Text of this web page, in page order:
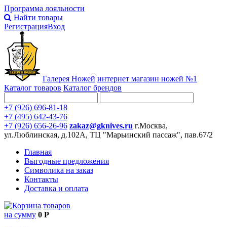
Программа лояльности
Найти товары
РегистрацияВход
Галерея Ножей интернет магазин ножей №1
Каталог товаров Каталог брендов
+7 (926) 696-81-18
+7 (495) 642-43-76
+7 (926) 656-26-96 zakaz@gknives.ru г.Москва,
ул.Люблинская, д.102А, ТЦ "Марьинский пассаж", пав.67/2
Главная
Выгодные предложения
Символика на заказ
Контакты
Доставка и оплата
товаров
на сумму 0 Р